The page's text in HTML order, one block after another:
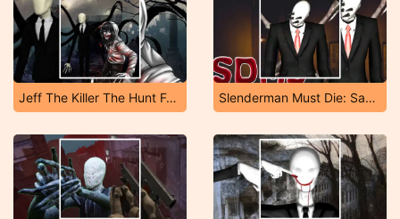
Jeff The Killer The Hunt For The Slenderman Slenderman Must Die: Sanatorium 2021